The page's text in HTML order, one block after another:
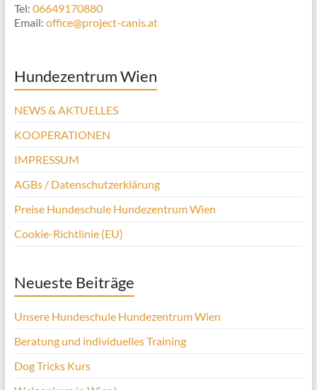
Tel: 06649170880
Email: office@project-canis.at
Hundezentrum Wien
NEWS & AKTUELLES
KOOPERATIONEN
IMPRESSUM
AGBs / Datenschutzerklärung
Preise Hundeschule Hundezentrum Wien
Cookie-Richtlinie (EU)
Neueste Beiträge
Unsere Hundeschule Hundezentrum Wien
Beratung und individuelles Training
Dog Tricks Kurs